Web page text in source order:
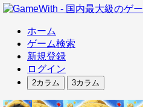
ホーム
ゲーム検索
新規登録
ログイン
2カラム 3カラム